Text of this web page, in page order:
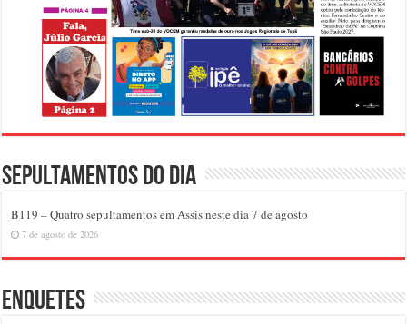
Sepultamentos do dia
B119 – Quatro sepultamentos em Assis neste dia 7 de agosto
7 de agosto de 2026
Enquetes